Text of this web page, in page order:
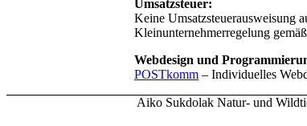
Umsatzsteuer:
Keine Umsatzsteuerausweisung
Kleinunternehmerregelung
Webdesign und
POSTkomm – Individuelles
Aiko Sukdolak Natur- und